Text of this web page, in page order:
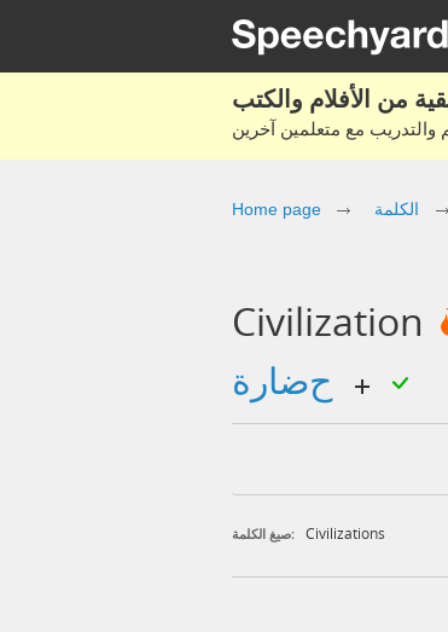
Home page الكلمة
Civilization
صيغ الكلمة: Civilizations